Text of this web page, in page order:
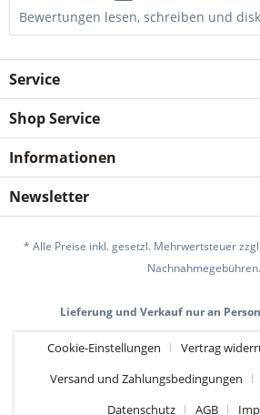
Bewertungen lesen, schreiben und
Service
Shop Service
Informationen
Newsletter
* Alle Preise inkl. gesetzl. Mehrwertsteuer
Nachnahmegebühren.
Lieferung und Verkauf nur an
Cookie-Einstellungen Vertrag
Versand und Zahlungsbedingungen
Datenschutz
AGB